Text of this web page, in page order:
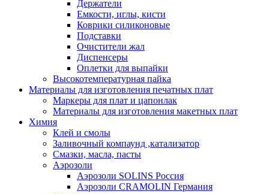
Держатели
Емкости, иглы, кисти
Коврики силиконовые
Подставки
Очистители жал
Диспенсеры
Оплетки для выпайки
Высокотемпературная пайка
Материалы для изготовления печатных плат
Маркеры для плат и цапонлак
Материалы для изготовления макетных плат
Химия
Клей и смолы
Заливочный компаунд ,катализатор
Смазки, масла, пасты
Аэрозоли
Аэрозоли SOLINS Россия
Аэрозоли CRAMOLIN Германия